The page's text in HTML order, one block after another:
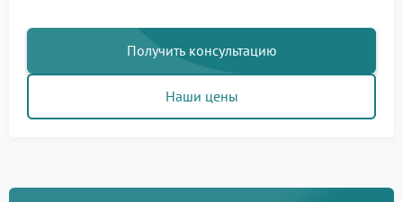
Получить консультацию
Наши цены